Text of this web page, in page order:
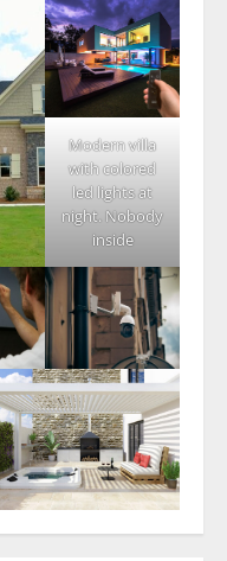
Modern villa
with colored
led lights at
night. Nobody
inside